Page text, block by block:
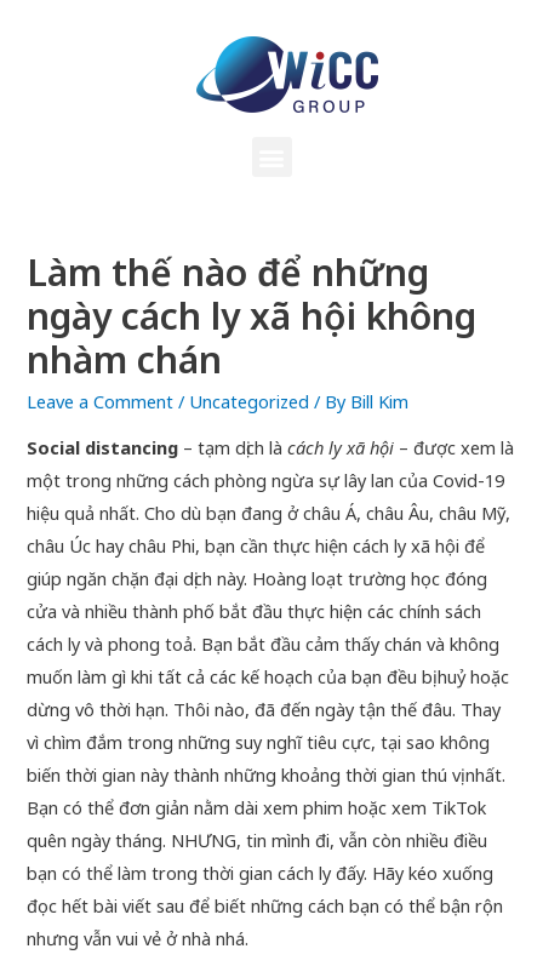
Làm thế nào để những
ngày cách ly xã hội không
nhàm chán
Leave a Comment / Uncategorized / By Bill Kim
Social distancing – tạm dịch làcách ly xã hội – được xem là
một trong những cách phòng ngừa sự lây lan của Covid-19
hiệu quả nhất. Cho dù bạn đang ở châu Á, châu Âu, châu Mỹ,
châu Úc hay châu Phi, bạn cần thực hiện cách ly xã hội để
giúp ngăn chặn đại dịch này. Hoàng loạt trường học đóng
cửa và nhiều thành phố bắt đầu thực hiện các chính sách
cách ly và phong toả. Bạn bắt đầu cảm thấy chán và không
muốn làm gì khi tất cả các kế hoạch của bạn đều bị huỷ hoặc
dừng vô thời hạn. Thôi nào, đã đến ngày tận thế đâu. Thay
vì chìm đắm trong những suy nghĩ tiêu cực, tại sao không
biến thời gian này thành những khoảng thời gian thú vị nhất.
Bạn có thể đơn giản nằm dài xem phim hoặc xem TikTok
quên ngày tháng. NHƯNG, tin mình đi, vẫn còn nhiều điều
bạn có thể làm trong thời gian cách ly đấy. Hãy kéo xuống
đọc hết bài viết sau để biết những cách bạn có thể bận rộn
nhưng vẫn vui vẻ ở nhà nhá.